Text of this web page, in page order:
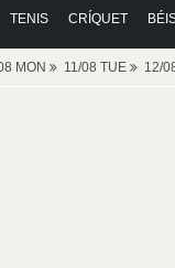
TENIS CRÍQUET
MON 11/08 TUE 12/